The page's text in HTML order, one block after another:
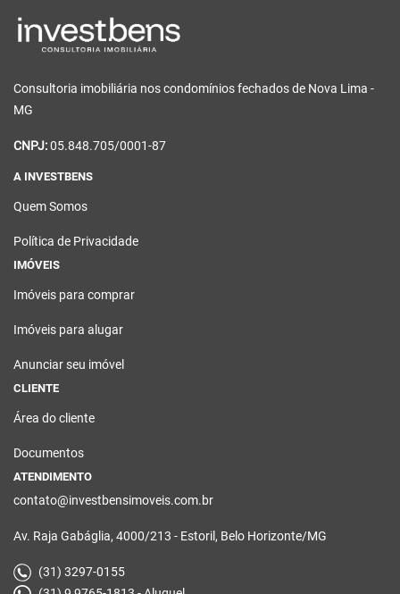
Consultoria imobiliária nos condomínios fechados de Nova Lima -
MG
CNPJ:05.848.705/0001-87
A INVESTBENS
Quem Somos
Política de Privacidade
IMÓVEIS
Imóveis para comprar
Imóveis para alugar
Anunciar seu imóvel
CLIENTE
Área do cliente
Documentos
ATENDIMENTO
contato@investbensimoveis.com.br
Av. Raja Gabáglia, 4000/213 - Estoril, Belo Horizonte/MG
(31) 3297-0155